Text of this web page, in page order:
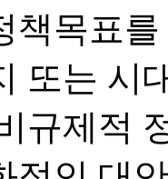
책목표
또는 시
규제적